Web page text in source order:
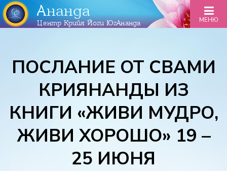
Ананда
Центр Крийя Йоги ЮгАнанда МЕНЮ
ПОСЛАНИЕ ОТ СВАМИ
КРИЯНАНДЫ ИЗ
КНИГИ «ЖИВИ МУДРО,
ЖИВИ ХОРОШО» 19 –
25 ИЮНЯ